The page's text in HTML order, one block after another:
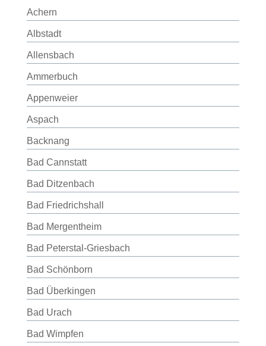
Achern
Albstadt
Allensbach
Ammerbuch
Appenweier
Aspach
Backnang
Bad Cannstatt
Bad Ditzenbach
Bad Friedrichshall
Bad Mergentheim
Bad Peterstal-Griesbach
Bad Schönborn
Bad Überkingen
Bad Urach
Bad Wimpfen